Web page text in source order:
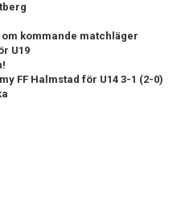
kommande matchläger
U19
FF Halmstad för U14 3-1 (2-0)